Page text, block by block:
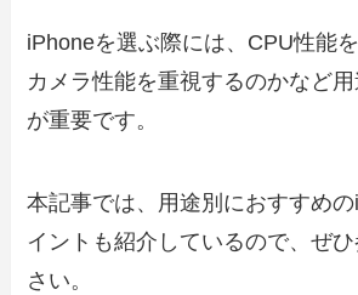
iPhoneを選ぶ際には、CPU性能
カメラ性能を重視するのかなど
が重要です。
本記事では、用途別におすすめ
イントも紹介しているので、ぜ
さい。